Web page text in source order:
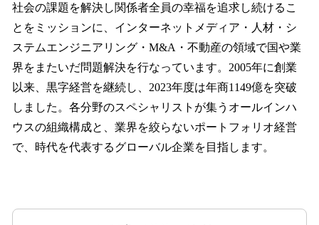
社会の課題を解決し関係者全員の幸福を追求し続けるこ
とをミッションに、インターネットメディア・人材・シ
ステムエンジニアリング・M&A・不動産の領域で国や業
界をまたいだ問題解決を行なっています。2005年に創業
以来、黒字経営を継続し、2023年度は年商1149億を突破
しました。各分野のスペシャリストが集うオールインハ
ウスの組織構成と、業界を絞らないポートフォリオ経営
で、時代を代表するグローバル企業を目指します。